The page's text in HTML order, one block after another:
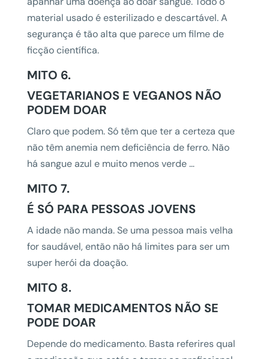
material usado é esterilizado e descartável. A
segurança é tão alta que parece um filme de
ficção científica.
MITO 6.
VEGETARIANOS E VEGANOS NÃO
PODEM DOAR
Claro que podem. Só têm que ter a certeza que
não têm anemia nem deficiência de ferro. Não
há sangue azul e muito menos verde …
MITO 7.
É SÓ PARA PESSOAS JOVENS
A idade não manda. Se uma pessoa mais velha
for saudável, então não há limites para ser um
super herói da doação.
MITO 8.
TOMAR MEDICAMENTOS NÃO SE
PODE DOAR
Depende do medicamento. Basta referires qual